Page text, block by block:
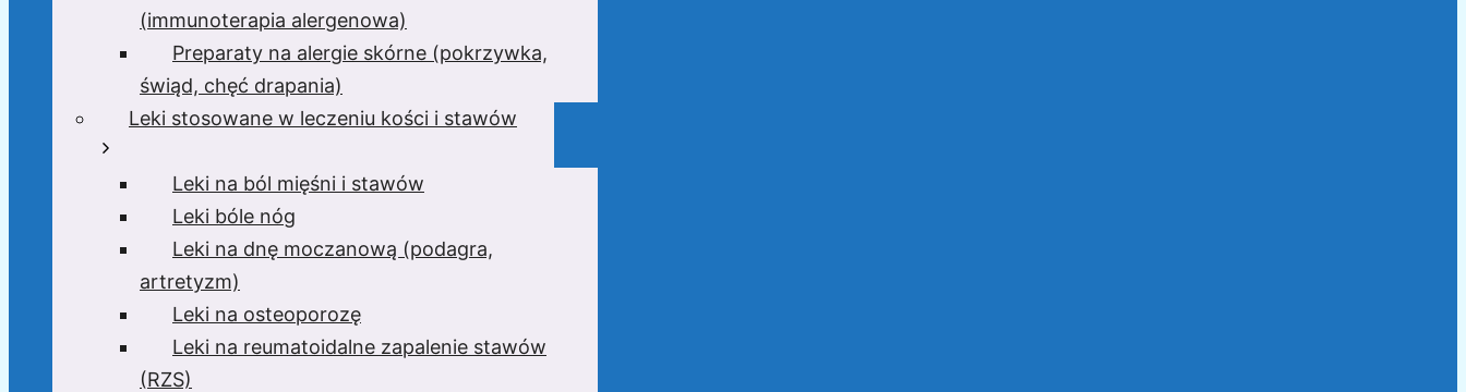
(immunoterapia alergenowa)
Preparaty na alergie skórne (pokrzywka,
świąd, chęć drapania)
Leki stosowane w leczeniu kości i stawów
Leki na ból mięśni i stawów
Leki bóle nóg
Leki na dnę moczanową (podagra,
artretyzm)
Leki na osteoporozę
Leki na reumatoidalne zapalenie stawów
(RZS)